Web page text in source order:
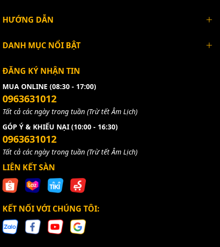
HƯỚNG DẪN
DANH MỤC NỔI BẬT
ĐĂNG KÝ NHẬN TIN
MUA ONLINE (08:30 - 17:00)
0963631012
Tất cả các ngày trong tuần (Trừ tết Âm Lịch)
GÓP Ý & KHIẾU NẠI (10:00 - 16:30)
0963631012
Tất cả các ngày trong tuần (Trừ tết Âm Lịch)
LIÊN KẾT SÀN
KẾT NỐI VỚI CHÚNG TÔI: